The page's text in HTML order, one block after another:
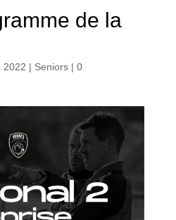
de la
2022 | Seniors| 0